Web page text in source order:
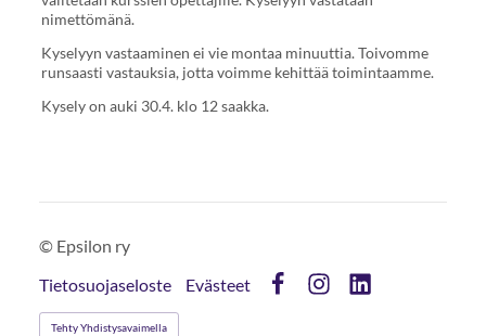
nimettömänä.
Kyselyyn vastaaminen ei vie montaa minuuttia. Toivomme
runsaasti vastauksia, jotta voimme kehittää toimintaamme.
Kysely on auki 30.4. klo 12 saakka.
© Epsilon ry
Tietosuojaseloste
Evästeet
Tehty Yhdistysavaimella